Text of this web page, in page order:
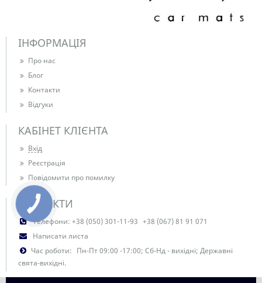
ІНФОРМАЦІЯ
Про нас
Блог
Контакти
Відгуки
КАБІНЕТ КЛІЄНТА
Вхід
Реєстрація
Повідомити про помилку
КОНТАКТИ
Телефони: +38 (050) 301-11-93 +38 (067) 81 91 071
Написати листа
Час роботи: Пн-Пт 09:00 -17:00; Сб-Нд - вихідні; Державні
свята-вихідні.